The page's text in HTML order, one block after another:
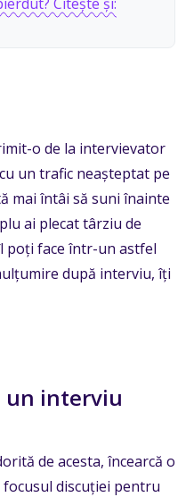
o de la intervievator
un trafic neașteptat pe
mai întâi să suni înainte
ai plecat târziu de
poți face într-un astfel
după interviu, îți
un interviu
de acesta, încearcă o
discuției pentru